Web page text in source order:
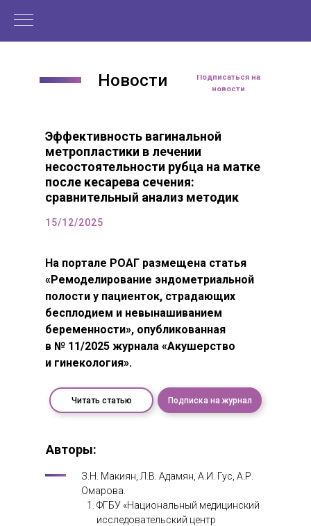
Новости
Подписаться на
новости
Эффективность вагинальной
метропластики в лечении
несостоятельности рубца на матке
после кесарева сечения:
сравнительный анализ методик
15/12/2025
На портале РОАГ размещена статья
«Ремоделирование эндометриальной
полости у пациенток, страдающих
бесплодием и невынашиванием
беременности», опубликованная
в № 11/2025 журнала «Акушерство
и гинекология».
З.Н. Макиян, Л.В. Адамян, А.И. Гус, А.Р.
Омарова.
ФГБУ «Национальный медицинский
исследовательский центр
Читать статью
Авторы:
Читать статью Подписка на журнал